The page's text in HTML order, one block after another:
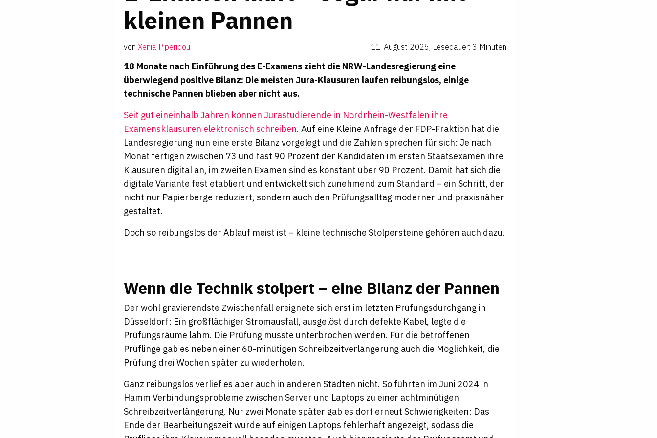
kleinen Pannen
von Xenia Piperidou 11. August 2025, Lesedauer: 3 Minuten
18 Monate nach Einführung des E-Examens zieht die NRW-Landesregierung eine
überwiegend positive Bilanz: Die meisten Jura-Klausuren laufen reibungslos, einige
technische Pannen blieben aber nicht aus.
Seit gut eineinhalb Jahren können Jurastudierende in Nordrhein-Westfalen ihre
Examensklausuren elektronisch schreiben. Auf eine Kleine Anfrage der FDP-Fraktion hat die
Landesregierung nun eine erste Bilanz vorgelegt und die Zahlen sprechen für sich: Je nach
Monat fertigen zwischen 73 und fast 90 Prozent der Kandidaten im ersten Staatsexamen ihre
Klausuren digital an, im zweiten Examen sind es konstant über 90 Prozent. Damit hat sich die
digitale Variante fest etabliert und entwickelt sich zunehmend zum Standard – ein Schritt, der
nicht nur Papierberge reduziert, sondern auch den Prüfungsalltag moderner und praxisnäher
gestaltet.
Doch so reibungslos der Ablauf meist ist – kleine technische Stolpersteine gehören auch dazu.
Wenn die Technik stolpert – eine Bilanz der Pannen
Der wohl gravierendste Zwischenfall ereignete sich erst im letzten Prüfungsdurchgang in
Düsseldorf: Ein großflächiger Stromausfall, ausgelöst durch defekte Kabel, legte die
Prüfungsräume lahm. Die Prüfung musste unterbrochen werden. Für die betroffenen
Prüflinge gab es neben einer 60-minütigen Schreibzeitverlängerung auch die Möglichkeit, die
Prüfung drei Wochen später zu wiederholen.
Ganz reibungslos verlief es aber auch in anderen Städten nicht. So führten im Juni 2024 in
Hamm Verbindungsprobleme zwischen Server und Laptops zu einer achtminütigen
Schreibzeitverlängerung. Nur zwei Monate später gab es dort erneut Schwierigkeiten: Das
Ende der Bearbeitungszeit wurde auf einigen Laptops fehlerhaft angezeigt, sodass die